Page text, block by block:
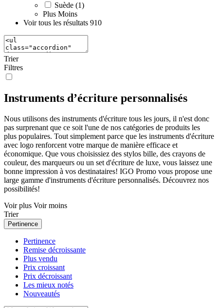
Suède (1)
Plus Moins
Voir tous les résultats 910
Trier
Filtres
Instruments d’écriture personnalisés
Nous utilisons des instruments d'écriture tous les jours, il n'est donc
pas surprenant que ce soit l'une de nos catégories de produits les
plus populaires. Tout simplement parce que les instruments d'écriture
avec logo renforcent votre marque de manière efficace et
économique. Que vous choisissiez des stylos bille, des crayons de
couleur, des marqueurs ou un set d'écriture de luxe, vous laissez une
bonne impression à vos destinataires! IGO Promo vous propose une
large gamme d'instruments d'écriture personnalisés. Découvrez nos
possibilités!
Voir plus Voir moins
Trier
Pertinence
Pertinence
Remise décroissante
Plus vendu
Prix croissant
Prix décroissant
Les mieux notés
Nouveautés